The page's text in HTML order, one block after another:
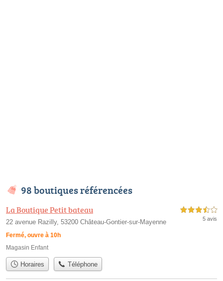
98 boutiques référencées
La Boutique Petit bateau
22 avenue Razilly, 53200 Château-Gontier-sur-Mayenne
Fermé, ouvre à 10h
3,5 étoiles sur 5
5 avis
Magasin Enfant
Horaires Téléphone